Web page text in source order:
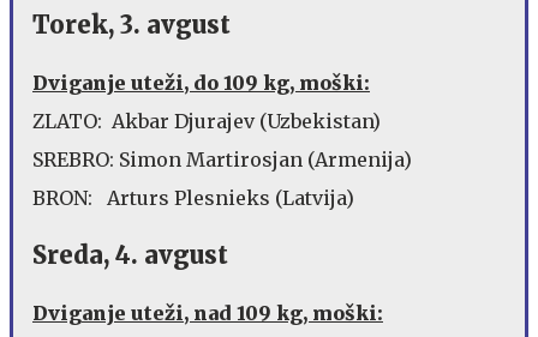
Torek, 3. avgust
Dviganje uteži, do 109 kg, moški:
ZLATO: Akbar Djurajev (Uzbekistan)
SREBRO: Simon Martirosjan (Armenija)
BRON: Arturs Plesnieks (Latvija)
Sreda, 4. avgust
Dviganje uteži, nad 109 kg, moški: